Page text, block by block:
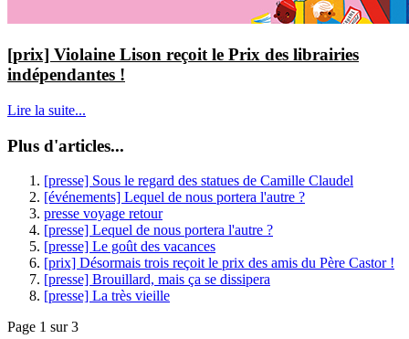
[prix] Violaine Lison reçoit le Prix des librairies
indépendantes !
Lire la suite...
Plus d'articles...
[presse] Sous le regard des statues de Camille Claudel
[événements] Lequel de nous portera l'autre ?
presse voyage retour
[presse] Lequel de nous portera l'autre ?
[presse] Le goût des vacances
[prix] Désormais trois reçoit le prix des amis du Père Castor !
[presse] Brouillard, mais ça se dissipera
[presse] La très vieille
Page 1 sur 3